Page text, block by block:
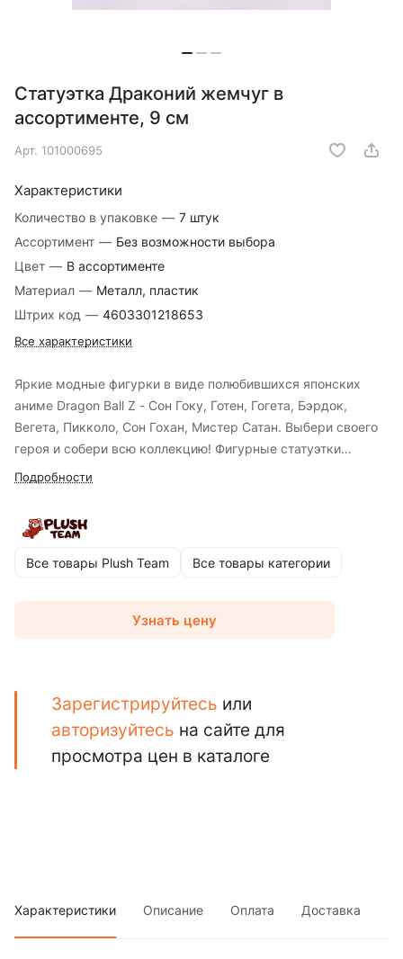
Статуэтка Драконий жемчуг в
ассортименте, 9 см
Арт. 101000695
Характеристики
Количество в упаковке — 7 штук
Ассортимент — Без возможности выбора
Цвет — В ассортименте
Материал — Металл, пластик
Штрих код — 4603301218653
Все характеристики
Яркие модные фигурки в виде полюбившихся японских
аниме Dragon Ball Z - Сон Гоку, Готен, Гогета, Бэрдок,
Вегета, Пикколо, Сон Гохан, Мистер Сатан. Выбери своего
героя и собери всю коллекцию! Фигурные статуэтки
изготавливаются из качественных материалов, поэтому их
привлекательный и красочный стильный аксессуар.
Подробности
Все товары Plush Team Все товары категории
Узнать цену
Зарегистрируйтесь или
авторизуйтесь на сайте для
просмотра цен в каталоге
Характеристики Описание Оплата Доставка